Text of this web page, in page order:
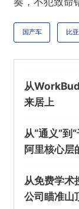
国产车 比
从
来居上
从“通义”到
阿里核心层
从免费学术
公司瞄准山